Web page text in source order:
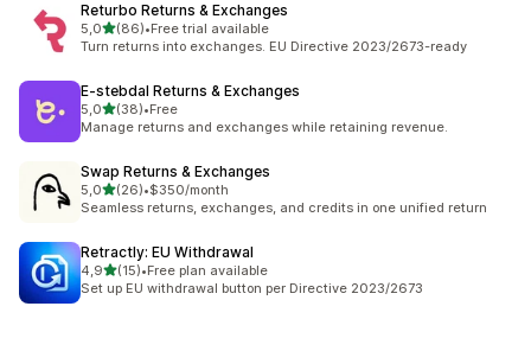
Returbo Returns & Exchanges
5,0z 5 hvězd
(86)
Celkový počet recenzí: 86
•Free trial available
Turn returns into exchanges. EU Directive 2023/2673-ready
E‑stebdal Returns & Exchanges
5,0z 5 hvězd
(38)
Celkový počet recenzí: 38
•Free
Manage returns and exchanges while retaining revenue.
Swap Returns & Exchanges
5,0z 5 hvězd
(26)
Celkový počet recenzí: 26
•$350/month
Seamless returns, exchanges, and credits in one unified return
Retractly: EU Withdrawal
4,9z 5 hvězd
(15)
Celkový počet recenzí: 15
•Free plan available
Set up EU withdrawal button per Directive 2023/2673